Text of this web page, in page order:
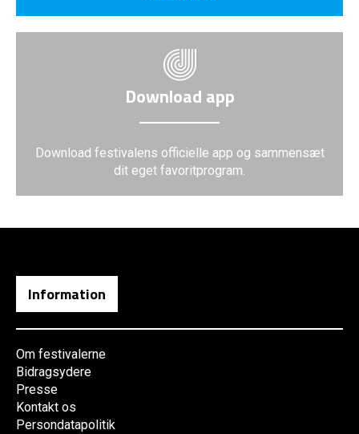
Download app
Download festivalens officielle app og sammensæt
dit eget favoritprogram.
Information
Om festivalerne
Bidragsydere
Presse
Kontakt os
Persondatapolitik